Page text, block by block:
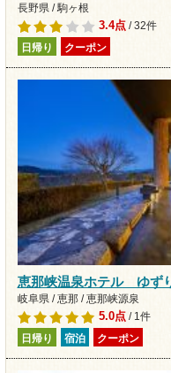
長野県 / 駒ヶ根
3.4点/ 32件
日帰り クーポン
恵那峡温泉ホテル ゆず
岐阜県 / 恵那 / 恵那峡源泉
5.0点/ 1件
日帰り 宿泊 クーポン